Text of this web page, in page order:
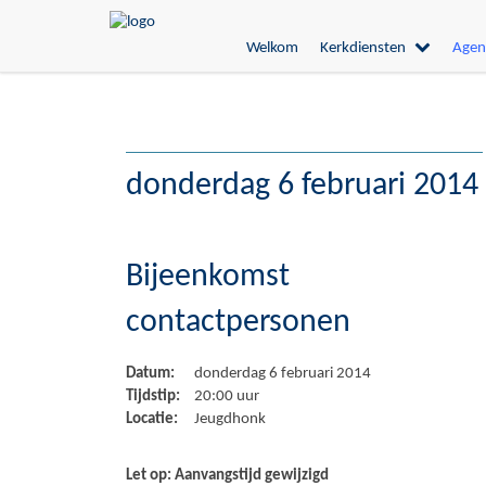
Welkom Kerkdiensten
donderdag 6 februari 2014
Bijeenkomst
contactpersonen
Datum:
donderdag 6 februari 2014
Tijdstip:
20:00 uur
Locatie:
Jeugdhonk
Let op: Aanvangstijd gewijzigd